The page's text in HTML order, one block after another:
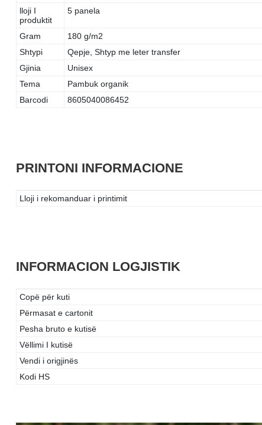
lloji I
produktit
5 panela
Gram
180 g/m2
Shtypi
Qepje, Shtyp me leter transfer
Gjinia
Unisex
Tema
Pambuk organik
Barcodi
8605040086452
PRINTONI INFORMACIONE
Lloji i rekomanduar i printimit
INFORMACION LOGJISTIK
Copë për kuti
Përmasat e cartonit
Pesha bruto e kutisë
Vëllimi I kutisë
Vendi i origjinës
Kodi HS